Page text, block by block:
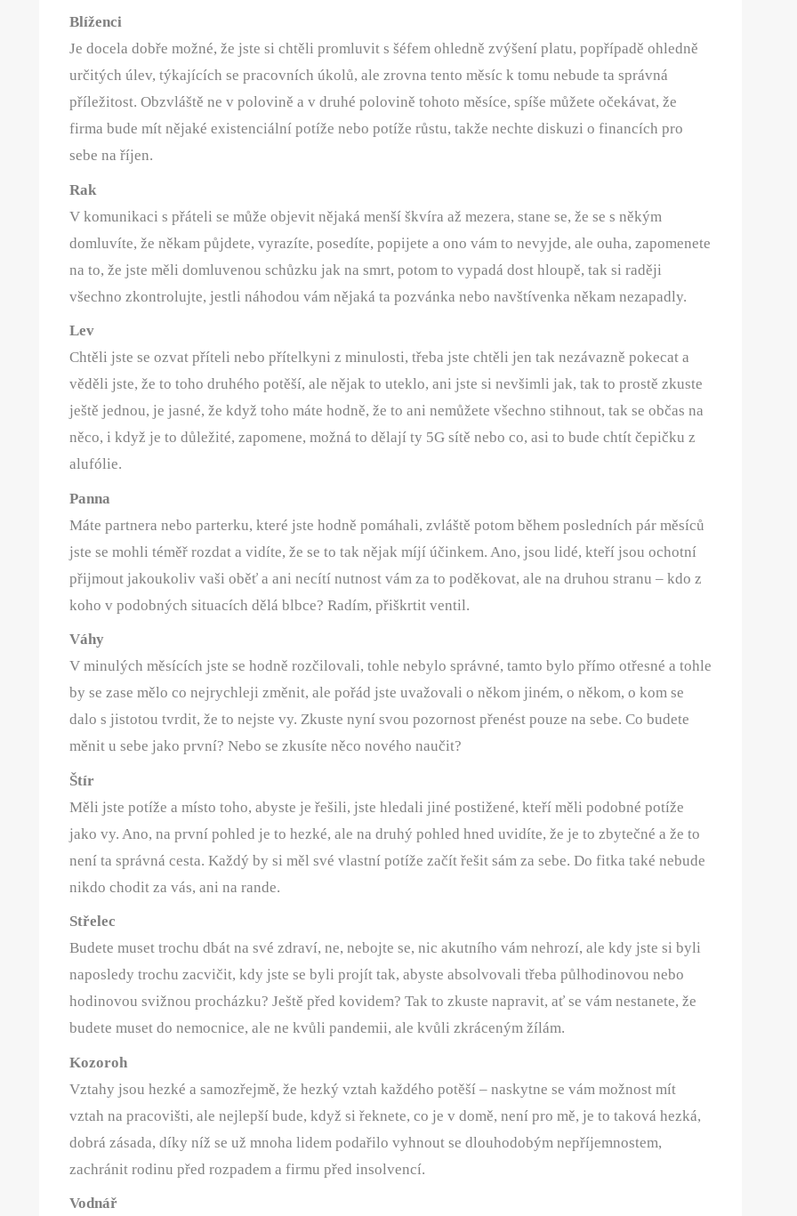
Blíženci
Je docela dobře možné, že jste si chtěli promluvit s šéfem ohledně zvýšení platu, popřípadě ohledně
určitých úlev, týkajících se pracovních úkolů, ale zrovna tento měsíc k tomu nebude ta správná
příležitost. Obzvláště ne v polovině a v druhé polovině tohoto měsíce, spíše můžete očekávat, že
firma bude mít nějaké existenciální potíže nebo potíže růstu, takže nechte diskuzi o financích pro
sebe na říjen.
Rak
V komunikaci s přáteli se může objevit nějaká menší škvíra až mezera, stane se, že se s někým
domluvíte, že někam půjdete, vyrazíte, posedíte, popijete a ono vám to nevyjde, ale ouha, zapomenete
na to, že jste měli domluvenou schůzku jak na smrt, potom to vypadá dost hloupě, tak si raději
všechno zkontrolujte, jestli náhodou vám nějaká ta pozvánka nebo navštívenka někam nezapadly.
Lev
Chtěli jste se ozvat příteli nebo přítelkyni z minulosti, třeba jste chtěli jen tak nezávazně pokecat a
věděli jste, že to toho druhého potěší, ale nějak to uteklo, ani jste si nevšimli jak, tak to prostě zkuste
ještě jednou, je jasné, že když toho máte hodně, že to ani nemůžete všechno stihnout, tak se občas na
něco, i když je to důležité, zapomene, možná to dělají ty 5G sítě nebo co, asi to bude chtít čepičku z
alufólie.
Panna
Máte partnera nebo parterku, které jste hodně pomáhali, zvláště potom během posledních pár měsíců
jste se mohli téměř rozdat a vidíte, že se to tak nějak míjí účinkem. Ano, jsou lidé, kteří jsou ochotní
přijmout jakoukoliv vaši oběť a ani necítí nutnost vám za to poděkovat, ale na druhou stranu – kdo z
koho v podobných situacích dělá blbce? Radím, přiškrtit ventil.
Váhy
V minulých měsících jste se hodně rozčilovali, tohle nebylo správné, tamto bylo přímo otřesné a tohle
by se zase mělo co nejrychleji změnit, ale pořád jste uvažovali o někom jiném, o někom, o kom se
dalo s jistotou tvrdit, že to nejste vy. Zkuste nyní svou pozornost přenést pouze na sebe. Co budete
měnit u sebe jako první? Nebo se zkusíte něco nového naučit?
Štír
Měli jste potíže a místo toho, abyste je řešili, jste hledali jiné postižené, kteří měli podobné potíže
jako vy. Ano, na první pohled je to hezké, ale na druhý pohled hned uvidíte, že je to zbytečné a že to
není ta správná cesta. Každý by si měl své vlastní potíže začít řešit sám za sebe. Do fitka také nebude
nikdo chodit za vás, ani na rande.
Střelec
Budete muset trochu dbát na své zdraví, ne, nebojte se, nic akutního vám nehrozí, ale kdy jste si byli
naposledy trochu zacvičit, kdy jste se byli projít tak, abyste absolvovali třeba půlhodinovou nebo
hodinovou svižnou procházku? Ještě před kovidem? Tak to zkuste napravit, ať se vám nestanete, že
budete muset do nemocnice, ale ne kvůli pandemii, ale kvůli zkráceným žílám.
Kozoroh
Vztahy jsou hezké a samozřejmě, že hezký vztah každého potěší – naskytne se vám možnost mít
vztah na pracovišti, ale nejlepší bude, když si řeknete, co je v domě, není pro mě, je to taková hezká,
dobrá zásada, díky níž se už mnoha lidem podařilo vyhnout se dlouhodobým nepříjemnostem,
zachránit rodinu před rozpadem a firmu před insolvencí.
Vodnář